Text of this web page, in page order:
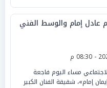
عادل إمام والوسط الفني
مساء اليوم فاجعة
إمام»، شقيقة الفنان الكبير